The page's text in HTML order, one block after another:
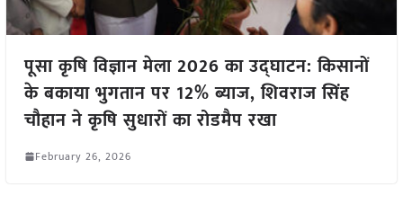
पूसा कृषि विज्ञान मेला 2026 का उद्घाटन: किसानों
के बकाया भुगतान पर 12% ब्याज, शिवराज सिंह
चौहान ने कृषि सुधारों का रोडमैप रखा
February 26, 2026